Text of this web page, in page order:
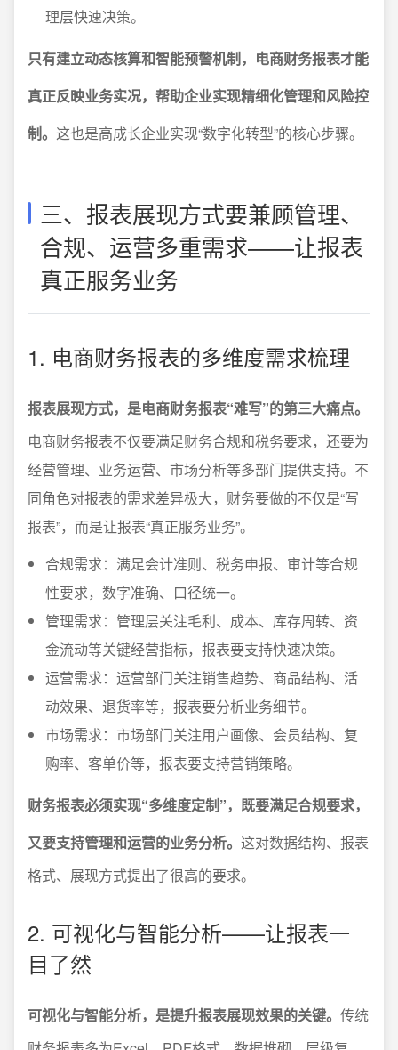
理层快速决策。
只有建立动态核算和智能预警机制，电商财务报表才能
真正反映业务实况，帮助企业实现精细化管理和风险控
制。 这也是高成长企业实现“数字化转型”的核心步骤。
三、报表展现方式要兼顾管理、
合规、运营多重需求——让报表
真正服务业务
1. 电商财务报表的多维度需求梳理
报表展现方式，是电商财务报表“难写”的第三大痛点。
电商财务报表不仅要满足财务合规和税务要求，还要为
经营管理、业务运营、市场分析等多部门提供支持。不
同角色对报表的需求差异极大，财务要做的不仅是“写
报表”，而是让报表“真正服务业务”。
合规需求：满足会计准则、税务申报、审计等合规
性要求，数字准确、口径统一。
管理需求：管理层关注毛利、成本、库存周转、资
金流动等关键经营指标，报表要支持快速决策。
运营需求：运营部门关注销售趋势、商品结构、活
动效果、退货率等，报表要分析业务细节。
市场需求：市场部门关注用户画像、会员结构、复
购率、客单价等，报表要支持营销策略。
财务报表必须实现“多维度定制”，既要满足合规要求，
又要支持管理和运营的业务分析。 这对数据结构、报表
格式、展现方式提出了很高的要求。
2. 可视化与智能分析——让报表一
目了然
可视化与智能分析，是提升报表展现效果的关键。 传统